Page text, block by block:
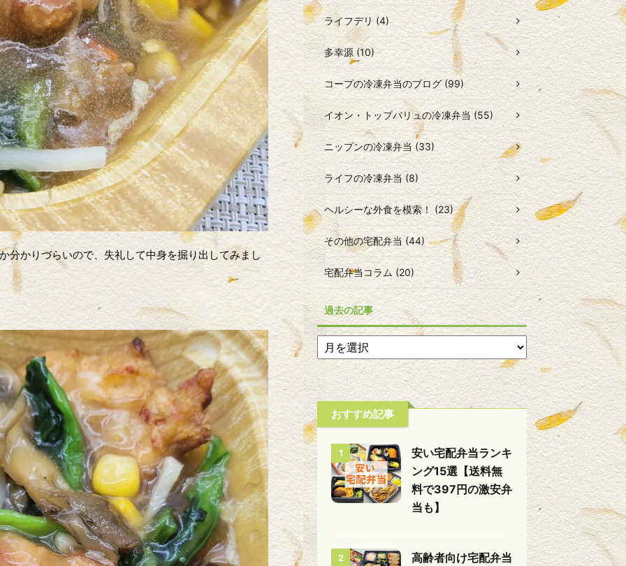
分かりづらいので、失礼して中身を掘り出してみまし
ライフデリ (4)
多幸源 (10)
コープの冷凍弁当のブログ (99)
イオン・トップバリュの冷凍弁当 (55)
ニップンの冷凍弁当 (33)
ライフの冷凍弁当 (8)
ヘルシーな外食を模索！ (23)
その他の宅配弁当 (44)
宅配弁当コラム (20)
過去の記事
おすすめ記事
1
安い宅配弁当ランキ
ング15選【送料無
料で397円の激安弁
当も】
2 高齢者向け宅配弁当